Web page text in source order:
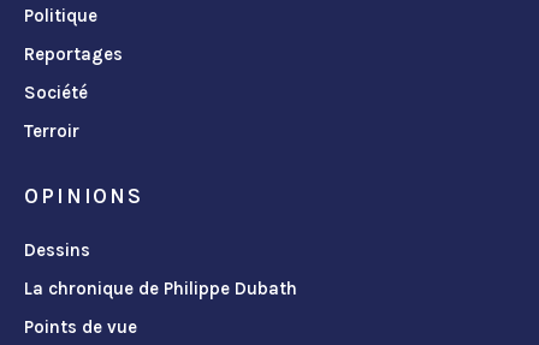
Politique
Reportages
Société
Terroir
OPINIONS
Dessins
La chronique de Philippe Dubath
Points de vue